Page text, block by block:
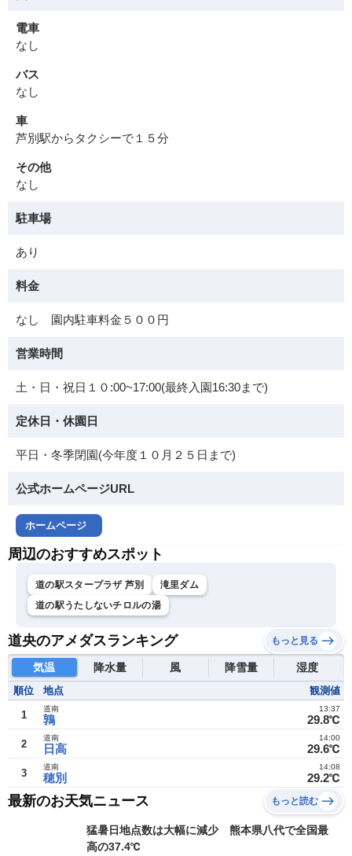
電車
なし
バス
なし
車
芦別駅からタクシーで１５分
その他
なし
駐車場
あり
料金
なし 園内駐車料金５００円
営業時間
土・日・祝日１０:00~17:00(最終入園16:30まで)
定休日・休園日
平日・冬季閉園(今年度１０月２５日まで)
公式ホームページURL
ホームページ
周辺のおすすめスポット
道の駅スタープラザ 芦別
滝里ダム
道の駅うたしないチロルの湯
道央のアメダスランキング もっと見る
気温 降水量 風 降雪量 湿度
順位 地点 観測値
1 鶉
道南
29.8℃
13:37
2 日高
道南
29.6℃
14:00
3 穂別
道南
29.2℃
14:08
最新のお天気ニュース もっと読む
猛暑日地点数は大幅に減少 熊本県八代で全国最
高の37.4℃